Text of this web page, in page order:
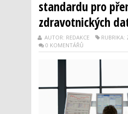
standardu pro
zdravotnických
AUTOR: REDAKCE
RUBRIKA:
0 KOMENTÁŘŮ